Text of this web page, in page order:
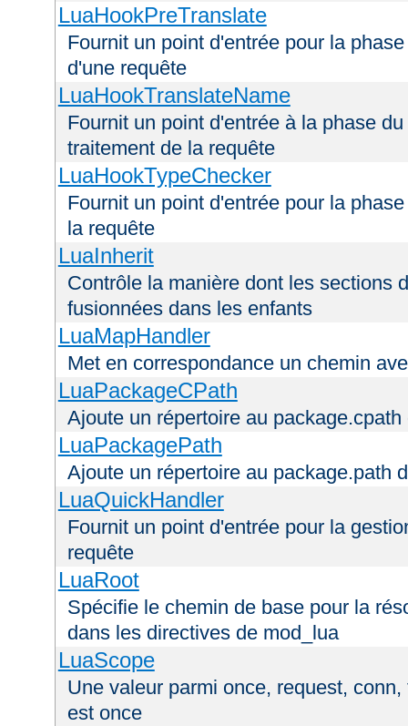
LuaHookPreTranslate
Fournit un point d'entrée pour la
d'une requête
LuaHookTranslateName
Fournit un point d'entrée à la phase
traitement de la requête
LuaHookTypeChecker
Fournit un point d'entrée pour la
la requête
LuaInherit
Contrôle la manière dont les sections
fusionnées dans les enfants
LuaMapHandler
Met en correspondance un chemin
LuaPackageCPath
Ajoute un répertoire au package.cpath
LuaPackagePath
Ajoute un répertoire au package.path
LuaQuickHandler
Fournit un point d'entrée pour la
requête
LuaRoot
Spécifie le chemin de base pour la
dans les directives de mod_lua
LuaScope
Une valeur parmi once, request,
est once